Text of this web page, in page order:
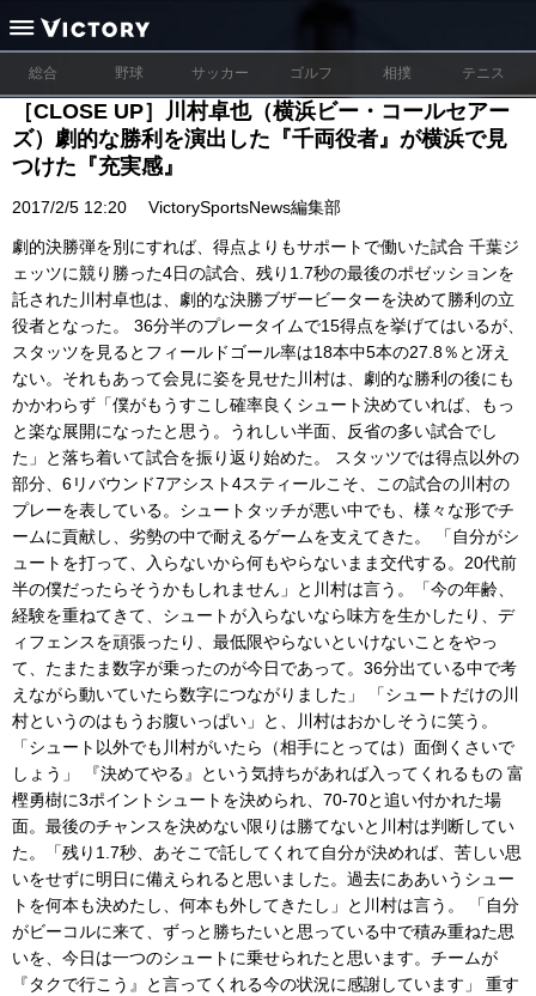
総合 野球 サッカー ゴルフ 相撲 テニス
［CLOSE UP］川村卓也（横浜ビー・コールセアー
ズ）劇的な勝利を演出した『千両役者』が横浜で見
つけた『充実感』
2017/2/5 12:20 VictorySportsNews編集部
劇的決勝弾を別にすれば、得点よりもサポートで働いた試合 千葉ジ
ェッツに競り勝った4日の試合、残り1.7秒の最後のポゼッションを
託された川村卓也は、劇的な決勝ブザービーターを決めて勝利の立
役者となった。 36分半のプレータイムで15得点を挙げてはいるが、
スタッツを見るとフィールドゴール率は18本中5本の27.8％と冴え
ない。それもあって会見に姿を見せた川村は、劇的な勝利の後にも
かかわらず「僕がもうすこし確率良くシュート決めていれば、もっ
と楽な展開になったと思う。うれしい半面、反省の多い試合でし
た」と落ち着いて試合を振り返り始めた。 スタッツでは得点以外の
部分、6リバウンド7アシスト4スティールこそ、この試合の川村の
プレーを表している。シュートタッチが悪い中でも、様々な形でチ
ームに貢献し、劣勢の中で耐えるゲームを支えてきた。 「自分がシ
ュートを打って、入らないから何もやらないまま交代する。20代前
半の僕だったらそうかもしれません」と川村は言う。「今の年齢、
経験を重ねてきて、シュートが入らないなら味方を生かしたり、デ
ィフェンスを頑張ったり、最低限やらないといけないことをやっ
て、たまたま数字が乗ったのが今日であって。36分出ている中で考
えながら動いていたら数字につながりました」 「シュートだけの川
村というのはもうお腹いっぱい」と、川村はおかしそうに笑う。
「シュート以外でも川村がいたら（相手にとっては）面倒くさいで
しょう」 『決めてやる』という気持ちがあれば入ってくれるもの 富
樫勇樹に3ポイントシュートを決められ、70-70と追い付かれた場
面。最後のチャンスを決めない限りは勝てないと川村は判断してい
た。「残り1.7秒、あそこで託してくれて自分が決めれば、苦しい思
いをせずに明日に備えられると思いました。過去にああいうシュー
トを何本も決めたし、何本も外してきたし」と川村は言う。 「自分
がビーコルに来て、ずっと勝ちたいと思っている中で積み重ねた思
いを、今日は一つのシュートに乗せられたと思います。チームが
『タクで行こう』と言ってくれる今の状況に感謝しています」 重す